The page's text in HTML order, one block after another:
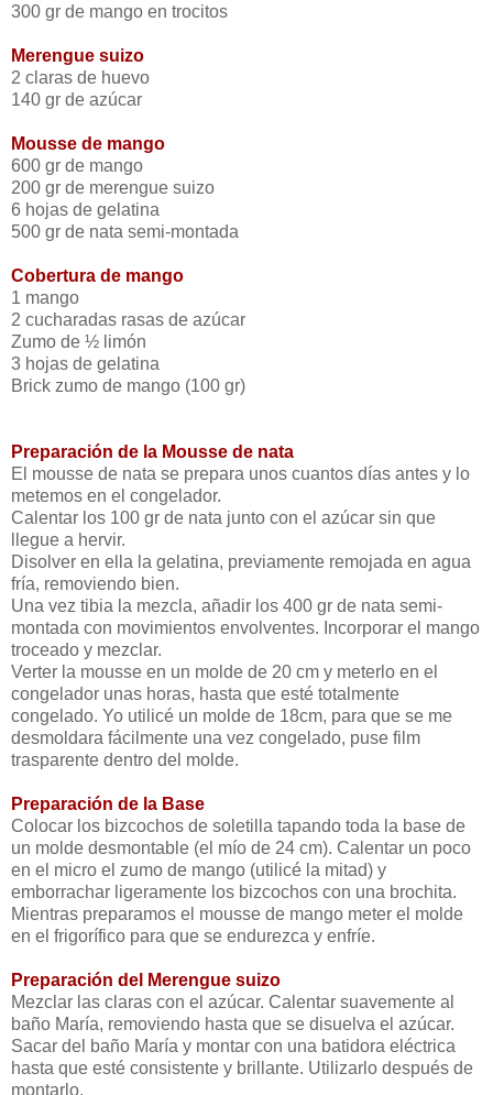
300 gr de mango en trocitos
Merengue suizo
2 claras de huevo
140 gr de azúcar
Mousse de mango
600 gr de mango
200 gr de merengue suizo
6 hojas de gelatina
500 gr de nata semi-montada
Cobertura de mango
1 mango
2 cucharadas rasas de azúcar
Zumo de ½ limón
3 hojas de gelatina
Brick zumo de mango (100 gr)
Preparación de la Mousse de nata
El mousse de nata se prepara unos cuantos días antes y lo
metemos en el congelador.
Calentar los 100 gr de nata junto con el azúcar sin que
llegue a hervir.
Disolver en ella la gelatina, previamente remojada en agua
fría, removiendo bien.
Una vez tibia la mezcla, añadir los 400 gr de nata semi-
montada con movimientos envolventes. Incorporar el mango
troceado y mezclar.
Verter la mousse en un molde de 20 cm y meterlo en el
congelador unas horas, hasta que esté totalmente
congelado. Yo utilicé un molde de 18cm, para que se me
desmoldara fácilmente una vez congelado, puse film
trasparente dentro del molde.
Preparación de la Base
Colocar los bizcochos de soletilla tapando toda la base de
un molde desmontable (el mío de 24 cm). Calentar un poco
en el micro el zumo de mango (utilicé la mitad) y
emborrachar ligeramente los bizcochos con una brochita.
Mientras preparamos el mousse de mango meter el molde
en el frigorífico para que se endurezca y enfríe.
Preparación del Merengue suizo
Mezclar las claras con el azúcar. Calentar suavemente al
baño María, removiendo hasta que se disuelva el azúcar.
Sacar del baño María y montar con una batidora eléctrica
hasta que esté consistente y brillante. Utilizarlo después de
montarlo.